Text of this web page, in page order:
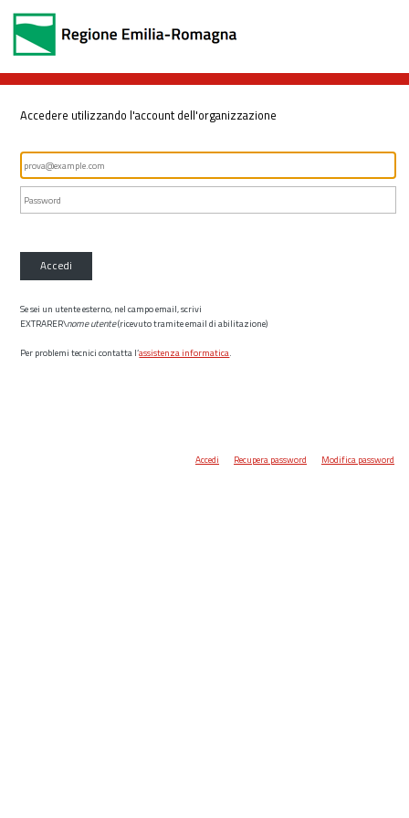
Accedere utilizzando l'account dell'organizzazione
Accedi
Se sei un utente esterno, nel campo email, scrivi
EXTRARER\nome utente(ricevuto tramite email di abilitazione)
Per problemi tecnici contatta l’assistenza informatica.
Accedi Recupera password Modifica password